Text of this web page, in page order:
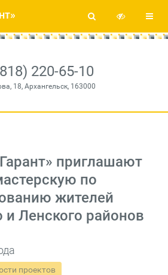
220-65-10
18, Архангельск, 163000
приглашают
по
жителей
и Ленского районов
проектов